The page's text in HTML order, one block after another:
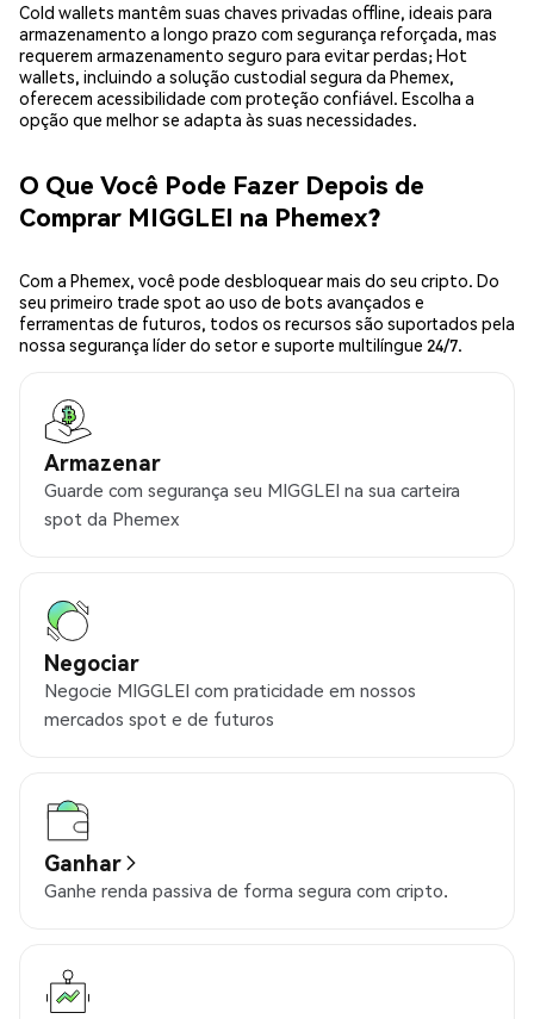
Cold wallets mantêm suas chaves privadas offline, ideais para
armazenamento a longo prazo com segurança reforçada, mas
requerem armazenamento seguro para evitar perdas; Hot
wallets, incluindo a solução custodial segura da Phemex,
oferecem acessibilidade com proteção confiável. Escolha a
opção que melhor se adapta às suas necessidades.
O Que Você Pode Fazer Depois de
Comprar MIGGLEI na Phemex?
Com a Phemex, você pode desbloquear mais do seu cripto. Do
seu primeiro trade spot ao uso de bots avançados e
ferramentas de futuros, todos os recursos são suportados pela
nossa segurança líder do setor e suporte multilíngue 24/7.
Armazenar
Guarde com segurança seu MIGGLEI na sua carteira
spot da Phemex
Negociar
Negocie MIGGLEI com praticidade em nossos
mercados spot e de futuros
Ganhar
Ganhe renda passiva de forma segura com cripto.